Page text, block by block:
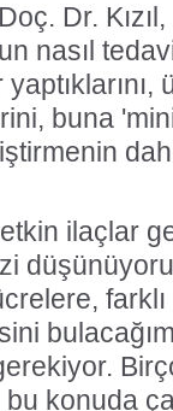
Dr.
nasıl
buna
ilaçlar
konuda